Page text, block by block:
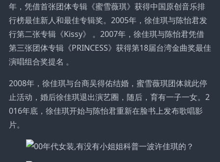
年，凭借首张团体专辑《蜜雪薇琪》获得中国原创音乐排
行榜最佳新人和最佳专辑奖。2005年，徐佳琪与陈怡君发
行第二张专辑《Kissy》 。2007年，徐佳琪与陈怡君凭借
第三张团体专辑《PRINCESS》获得第18届台湾金曲奖最佳
演唱组合奖提名 。
2008年，徐佳琪与台商吴得佑结婚，蜜雪薇琪团体就此停
止活动，婚后徐佳琪退出演艺圈，随后，育有一子一女。2
016年底，徐佳琪开始与陈怡君重新在脸书上发布歌唱影
片。